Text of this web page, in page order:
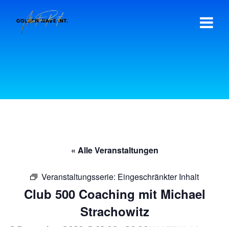
« Alle Veranstaltungen
Veranstaltungsserie: Eingeschränkter Inhalt
Club 500 Coaching mit Michael
Strachowitz